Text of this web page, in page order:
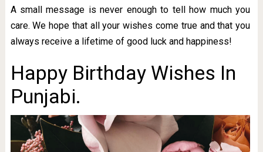
A small message is never enough to tell how much you
care. We hope that all your wishes come true and that you
always receive a lifetime of good luck and happiness!
Happy Birthday Wishes In
Punjabi.